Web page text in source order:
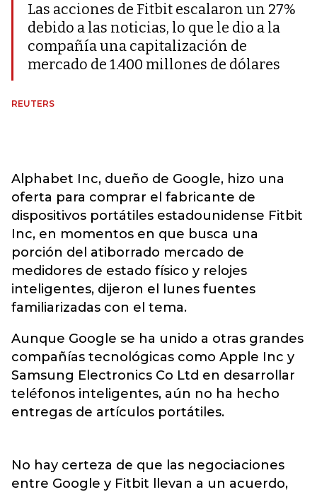
Las acciones de Fitbit escalaron un 27%
debido a las noticias, lo que le dio a la
compañía una capitalización de
mercado de 1.400 millones de dólares
REUTERS
Alphabet Inc, dueño de Google, hizo una
oferta para comprar el fabricante de
dispositivos portátiles estadounidense Fitbit
Inc, en momentos en que busca una
porción del atiborrado mercado de
medidores de estado físico y relojes
inteligentes, dijeron el lunes fuentes
familiarizadas con el tema.
Aunque Google se ha unido a otras grandes
compañías tecnológicas como Apple Inc y
Samsung Electronics Co Ltd en desarrollar
teléfonos inteligentes, aún no ha hecho
entregas de artículos portátiles.
No hay certeza de que las negociaciones
entre Google y Fitbit llevan a un acuerdo,